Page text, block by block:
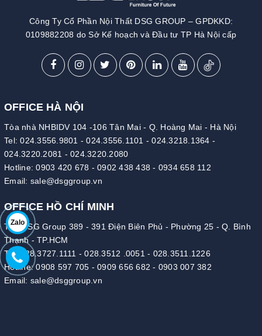
Zalo
Công Ty Cổ Phần Nội Thất DSG GROUP – GPDKKD:
0109882208 do Sở Kế hoạch và Đầu tư TP Hà Nội cấp
OFFICE HÀ NỘI
Tòa nhà NHBIDV 104 -106 Tân Mai - Q. Hoàng Mai - Hà Nội
Tel:024.3556.9801 -024.3556.1101 -024.3218.1364 -
024.3220.2081 - 024.3220.2080
Hotline:0903 420 678 - 0902 438 438 - 0934 658 112
Email: sale@dsggroup.vn
OFFICE HỒ CHÍ MINH
Tòa DSG Group 389 - 391 Điện Biên Phủ - Phường 25 - Q. Bình
Thạnh - TP.HCM
Tel:
028.3727.1111 -028.3512 .0051 - 028.3511.1226
Hotline:0908 597 705 - 0909 656 682 - 0903 007 382
Email: sale@dsggroup.vn